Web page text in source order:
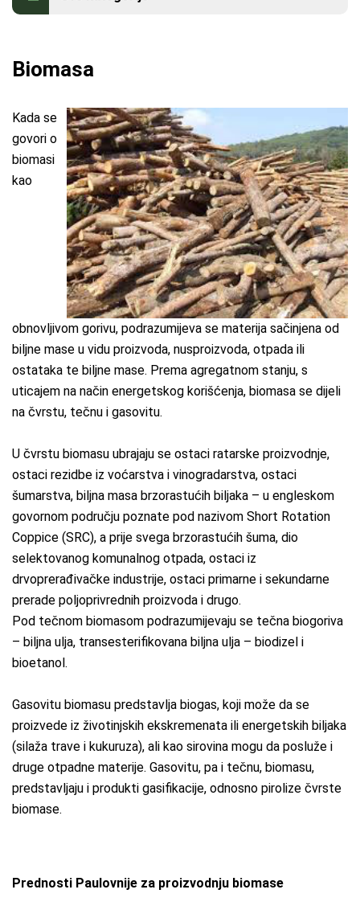
Kontakt
Biomasa
Kada se
govori o
biomasi
kao
obnovljivom gorivu, podrazumijeva se materija sačinjena od
biljne mase u vidu proizvoda, nusproizvoda, otpada ili
ostataka te biljne mase. Prema agregatnom stanju, s
uticajem na način energetskog korišćenja, biomasa se dijeli
na čvrstu, tečnu i gasovitu.
U čvrstu biomasu ubrajaju se ostaci ratarske proizvodnje,
ostaci rezidbe iz voćarstva i vinogradarstva, ostaci
šumarstva, biljna masa brzorastućih biljaka – u engleskom
govornom području poznate pod nazivom Short Rotation
Coppice (SRC), a prije svega brzorastućih šuma, dio
selektovanog komunalnog otpada, ostaci iz
drvoprerađivačke industrije, ostaci primarne i sekundarne
prerade poljoprivrednih proizvoda i drugo.
Pod tečnom biomasom podrazumijevaju se tečna biogoriva
– biljna ulja, transesterifikovana biljna ulja – biodizel i
bioetanol.
Gasovitu biomasu predstavlja biogas, koji može da se
proizvede iz životinjskih ekskremenata ili energetskih biljaka
(silaža trave i kukuruza), ali kao sirovina mogu da posluže i
druge otpadne materije. Gasovitu, pa i tečnu, biomasu,
predstavljaju i produkti gasifikacije, odnosno pirolize čvrste
biomase.
Prednosti Paulovnije za proizvodnju biomase